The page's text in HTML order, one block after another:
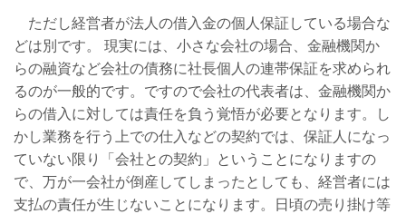
ただし経営者が法人の借入金の個人保証している場合な
どは別です。 現実には、小さな会社の場合、金融機関か
らの融資など会社の債務に社長個人の連帯保証を求められ
るのが一般的です。ですので会社の代表者は、金融機関か
らの借入に対しては責任を負う覚悟が必要となります。し
かし業務を行う上での仕入などの契約では、保証人になっ
ていない限り「会社との契約」ということになりますの
で、万が一会社が倒産してしまったとしても、経営者には
支払の責任が生じないことになります。日頃の売り掛け等